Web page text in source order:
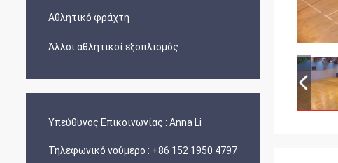
Αθλητικό φράχτη
Άλλοι αθλητικοί εξοπλισμός
Υπεύθυνος Επικοινωνίας : Anna Li
Τηλεφωνικό νούμερο : +86 152 1950 4797